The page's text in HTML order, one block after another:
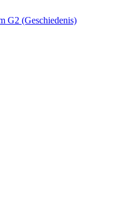
G2 (Geschiedenis)